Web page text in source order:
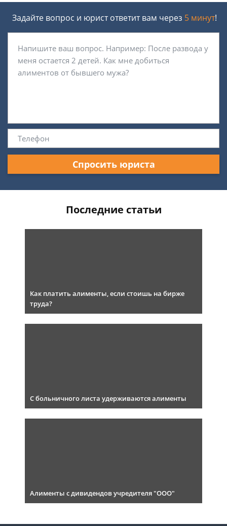
Задайте вопрос и юрист ответит вам через 5 минут!
Спросить юриста
Последние статьи
Как платить алименты, если стоишь на бирже
труда?
С больничного листа удерживаются алименты
Алименты с дивидендов учредителя "ООО"